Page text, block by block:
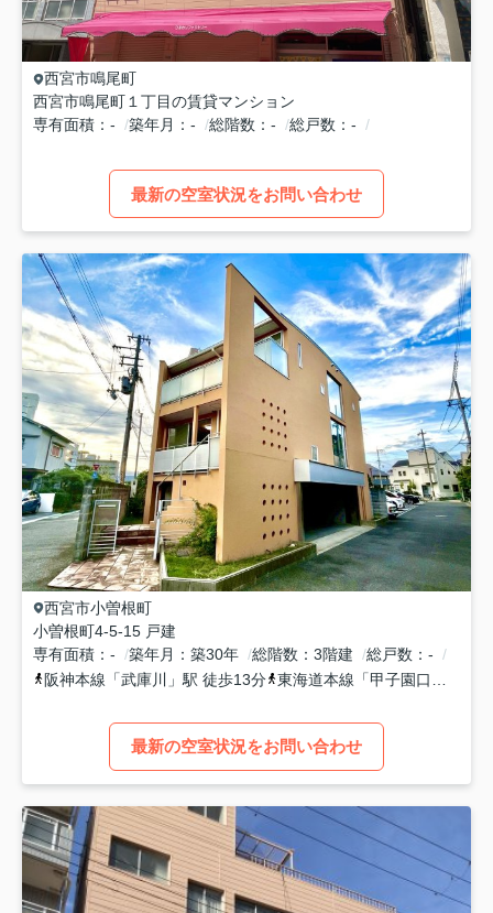
西宮市鳴尾町
西宮市鳴尾町１丁目の賃貸マンション
専有面積
- 築年月 - 総階数 - 総戸数 -
最新の空室状況をお問い合わせ
西宮市小曽根町
小曽根町4-5-15 戸建
専有面積
- 築年月 築30年 総階数 3階建 総戸数
-
阪神本線 「武庫川 」駅 徒歩13分 東海道本線 「甲子園口
最新の空室状況をお問い合わせ